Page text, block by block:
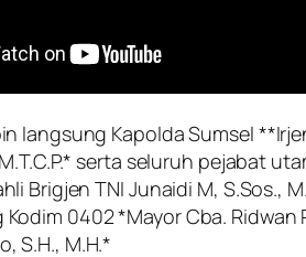
langsung Kapolda Sumsel
serta seluruh pejabat
Brigjen TNI Junaidi M, S.Sos.,
0402 *Mayor Cba. Ridwan
S.H., M.H.*